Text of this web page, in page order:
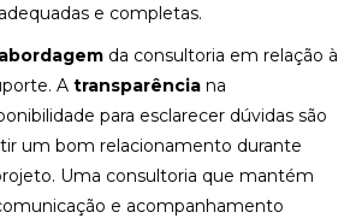
e completas.
abordagemda consultoria em relação à
A transparênciana
para esclarecer dúvidas são
um bom relacionamento durante
Uma consultoria que mantém
e acompanhamento